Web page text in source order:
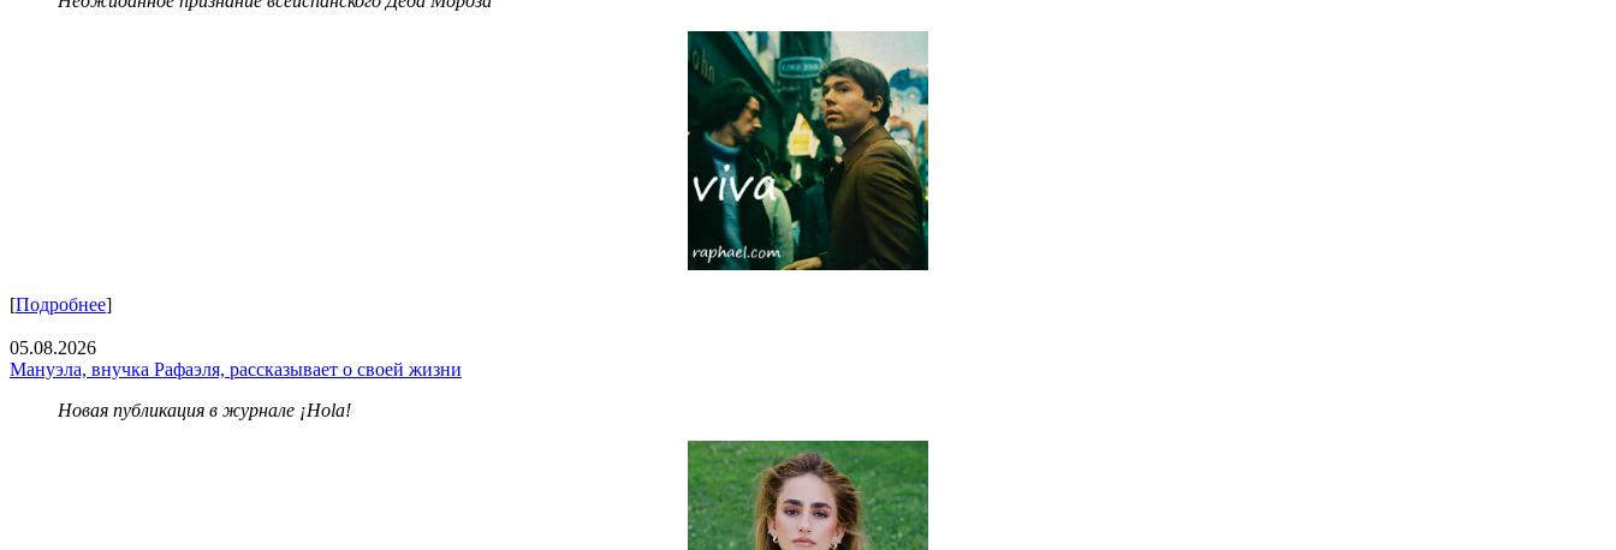
[Подробнее]
05.08.2026
Мануэла, внучка Рафаэля, рассказывает о своей жизни
Новая публикация в журнале ¡Hola!